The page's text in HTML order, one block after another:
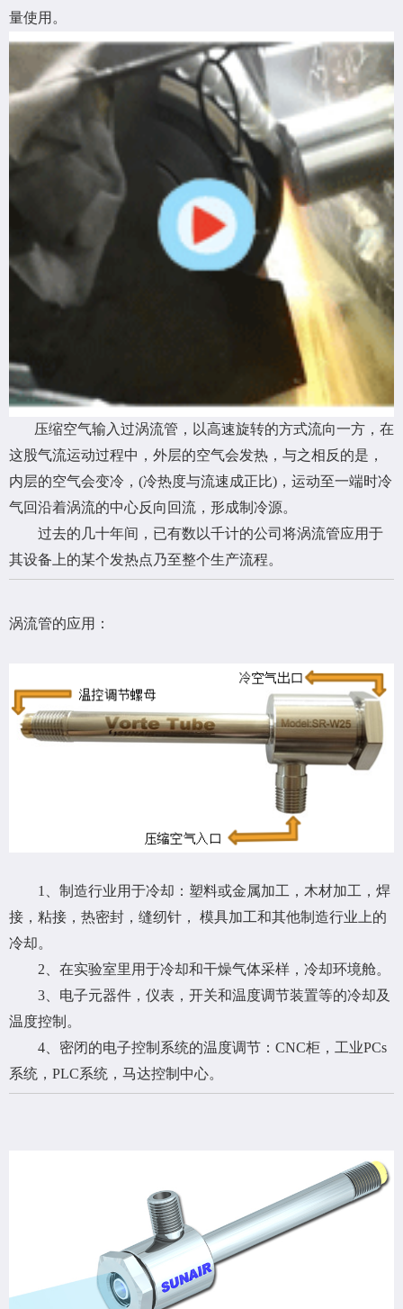
量使用。
压缩空气输入过涡流管，以高速旋转的方式流向一方，在
这股气流运动过程中，外层的空气会发热，与之相反的是，
内层的空气会变冷，(冷热度与流速成正比)，运动至一端时冷
气回沿着涡流的中心反向回流，形成制冷源。
过去的几十年间，已有数以千计的公司将涡流管应用于
其设备上的某个发热点乃至整个生产流程。
涡流管的应用：
1、制造行业用于冷却：塑料或金属加工，木材加工，焊
接，粘接，热密封，缝纫针， 模具加工和其他制造行业上的
冷却。
2、在实验室里用于冷却和干燥气体采样，冷却环境舱。
3、电子元器件，仪表，开关和温度调节装置等的冷却及
温度控制。
4、密闭的电子控制系统的温度调节：CNC柜，工业PCs
系统，PLC系统，马达控制中心。